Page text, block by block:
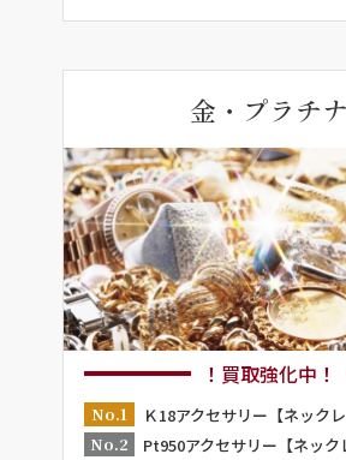
金・プラチナ
！買取強化中！
No.1
Ｋ18アクセサリー【ネックレ
No.2
Pt950アクセサリー【ネック